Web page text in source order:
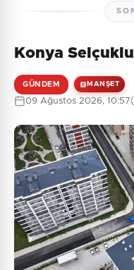
Konya
GÜNDEM MANŞET
09 Ağustos 2026, 10:57